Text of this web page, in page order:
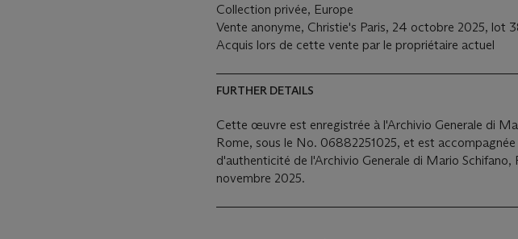
Collection privée, Europe
Vente anonyme, Christie's Paris, 24 octobre 2025, lot
Acquis lors de cette vente par le propriétaire actuel
FURTHER DETAILS
Cette œuvre est enregistrée à l'Archivio Generale di
Rome, sous le No. 06882251025, et est
d'authenticité de l'Archivio Generale di Mario Schifano,
novembre 2025.